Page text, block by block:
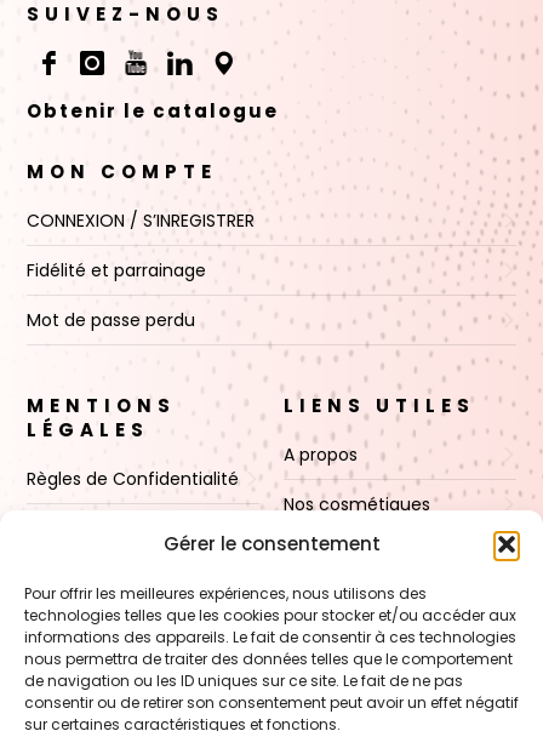
Gérer le consentement
Pour offrir les meilleures expériences, nous utilisons des
technologies telles que les cookies pour stocker et/ou accéder aux
informations des appareils. Le fait de consentir à ces technologies
nous permettra de traiter des données telles que le comportement
de navigation ou les ID uniques sur ce site. Le fait de ne pas
consentir ou de retirer son consentement peut avoir un effet négatif
sur certaines caractéristiques et fonctions.
SUIVEZ-NOUS
Obtenir le catalogue
MON COMPTE
CONNEXION / S’INREGISTRER
Fidélité et parrainage
Mot de passe perdu
MENTIONS
LÉGALES
Règles de Confidentialité
Politique de cookies (UE)
LIENS UTILES
A propos
Nos cosmétiques
Nos cires
Boutique
Contact